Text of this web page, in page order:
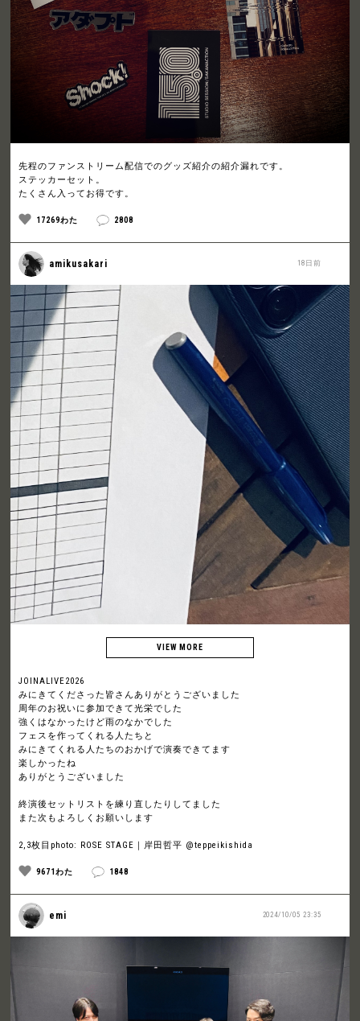
先程のファンストリーム配信でのグッズ紹介の紹介漏れです。
ステッカーセット。
たくさん入ってお得です。
17269わた 2808
18日前
amikusakari
JOINALIVE2026
みにきてくださった皆さんありがとうございました
周年のお祝いに参加できて光栄でした
強くはなかったけど雨のなかでした
フェスを作ってくれる人たちと
みにきてくれる人たちのおかげで演奏できてます
楽しかったね
ありがとうございました
終演後セットリストを練り直したりしてました
また次もよろしくお願いします
2,3枚目photo: ROSE STAGE｜岸田哲平 @teppeikishida
9671わた 1848
2024/10/05 23:35
emi